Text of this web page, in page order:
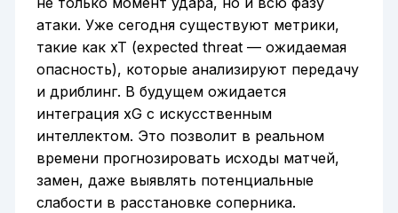
атаки. Уже сегодня существуют метрики,
такие как xT (expected threat — ожидаемая
опасность), которые анализируют передачу
и дриблинг. В будущем ожидается
интеграция xG с искусственным
интеллектом. Это позволит в реальном
времени прогнозировать исходы матчей,
замен, даже выявлять потенциальные
слабости в расстановке соперника.